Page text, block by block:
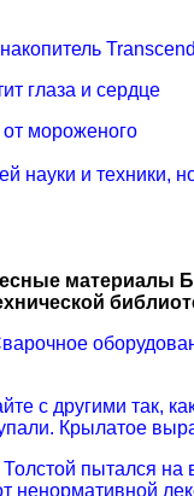
глаза и сердце
мороженого
науки и техники,
материалы
с другими так,
Крылатое
Толстой пытался на
ненормативной